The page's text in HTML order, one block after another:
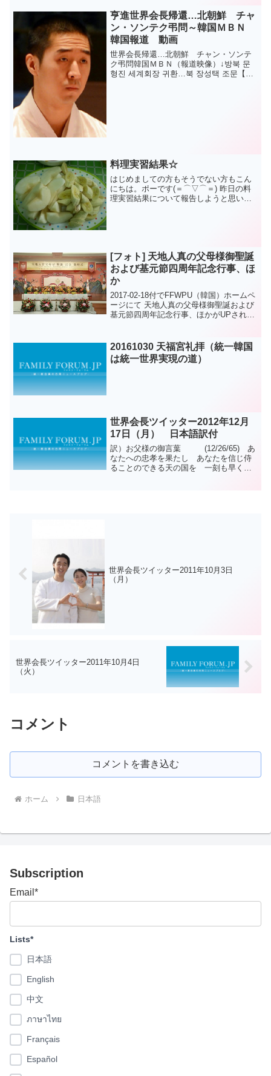
亨進世界会長帰還…北朝鮮 チャ
ン・ソンテク弔問～韓国ＭＢＮ
韓国報道 動画
世界会長帰還…北朝鮮 チャン・ソンテ
ク弔問韓国ＭＢＮ（報道映像）↓방북 문
형진 세계회장 귀환…북 장성택 조문【ア
料理実習結果☆
はじめましての方もそうでない方もこん
にちは。ポーです(＝⌒▽⌒＝) 昨日の料
理実習結果について報告しようと思いま
[フォト] 天地人真の父母様御聖誕
および基元節四周年記念行事、ほ
か
2017-02-18付でFFWPU（韓国）ホームペ
ージにて 天地人真の父母様御聖誕および
基元節四周年記念行事、ほかがUPされて
20161030 天福宮礼拝（統一韓国
は統一世界実現の道）
世界会長ツイッター2012年12月
17日（月） 日本語訳付
訳）お父様の御言葉 (12/26/65) あ
なたへの忠孝を果たし あなたを信じ侍
ることのできる天の国を 一刻も早く実
世界会長ツイッター2011年10月3日
（月）
世界会長ツイッター2011年10月4日
（火）
コメント
コメントを書き込む
ホーム 日本語
Subscription
Email*
Lists*
日本語
English
中文
ภาษาไทย
Français
Español